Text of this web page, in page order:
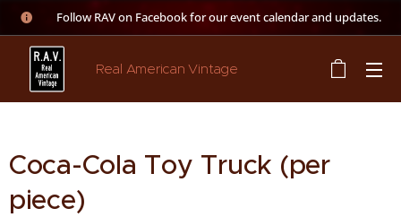
👉 Follow RAV on Facebook for our event calendar and updates.
Real American Vintage
Coca-Cola Toy Truck (per
piece)